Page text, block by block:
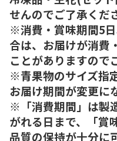
せんのでご了承くだ
※消費・賞味期間5
合は、お届けが消費
ことがありますので
※青果物のサイズ指
お届け期間が変更に
※「消費期間」は製
がれる日まで、「賞
品質の保持が十分に